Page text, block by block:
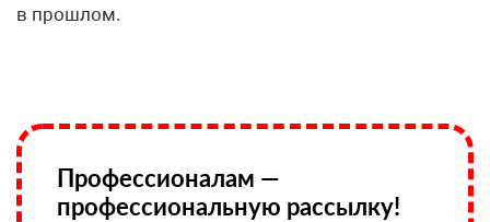
в прошлом.
Профессионалам —
профессиональную рассылку!